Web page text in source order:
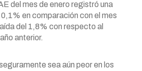
del mes de enero registró una
en comparación con el mes
del 1,8% con respecto al
anterior.
sea aún peor en los